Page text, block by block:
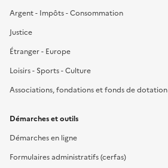
Argent - Impôts - Consommation
Justice
Étranger - Europe
Loisirs - Sports - Culture
Associations, fondations et fonds de dotation
Démarches et outils
Démarches en ligne
Formulaires administratifs (cerfas)